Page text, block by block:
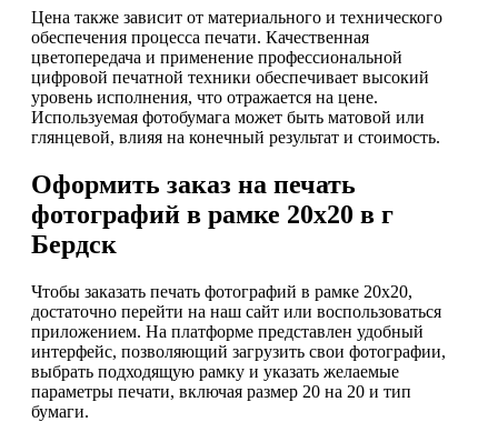
Цена также зависит от материального и технического
обеспечения процесса печати. Качественная
цветопередача и применение профессиональной
цифровой печатной техники обеспечивает высокий
уровень исполнения, что отражается на цене.
Используемая фотобумага может быть матовой или
глянцевой, влияя на конечный результат и стоимость.
Оформить заказ на печать
фотографий в рамке 20х20 в г
Бердск
Чтобы заказать печать фотографий в рамке 20х20,
достаточно перейти на наш сайт или воспользоваться
приложением. На платформе представлен удобный
интерфейс, позволяющий загрузить свои фотографии,
выбрать подходящую рамку и указать желаемые
параметры печати, включая размер 20 на 20 и тип
бумаги.